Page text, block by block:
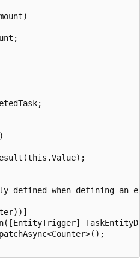
defined when defining an